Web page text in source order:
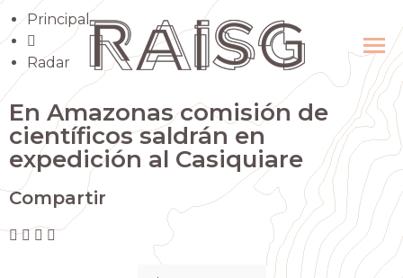
Principal
Radar
En Amazonas comisión de
científicos saldrán en
expedición al Casiquiare
Compartir